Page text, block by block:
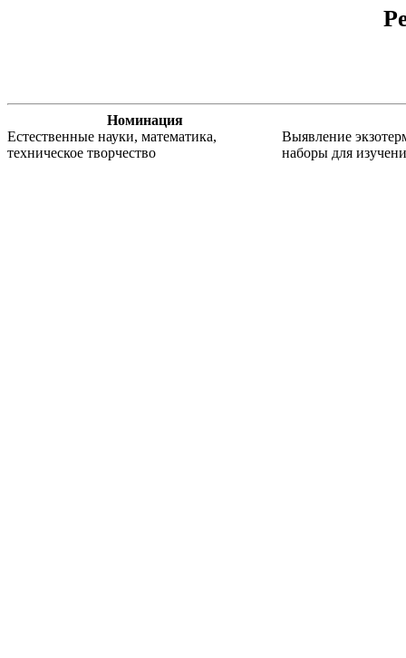
Номинация
Естественные науки, математика,
техническое творчество
Выявление
наборы для